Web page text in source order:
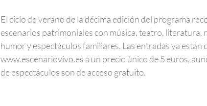
El ciclo de verano de la décima edición del programa
escenarios patrimoniales con música, teatro, literatura,
humor y espectáculos familiares. Las entradas ya están
www.escenariovivo.es a un precio único de 5 euros,
de espectáculos son de acceso gratuito.